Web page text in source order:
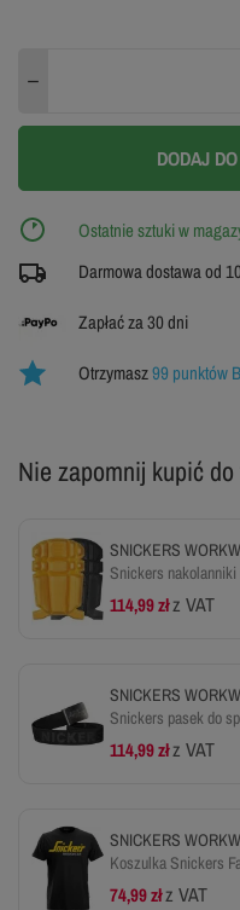
WYPRZEDANE
DODAJ
Ostatnie sztuki w
Darmowa dostawa od
Zapłać za 30 dni
Otrzymasz99 punktów
Nie zapomnij kupić
SNICKERS
Snickers
114,99 złz VAT
SNICKERS
Snickers pasek do
114,99 złz VAT
SNICKERS
Koszulka Snickers
74,99 złz VAT